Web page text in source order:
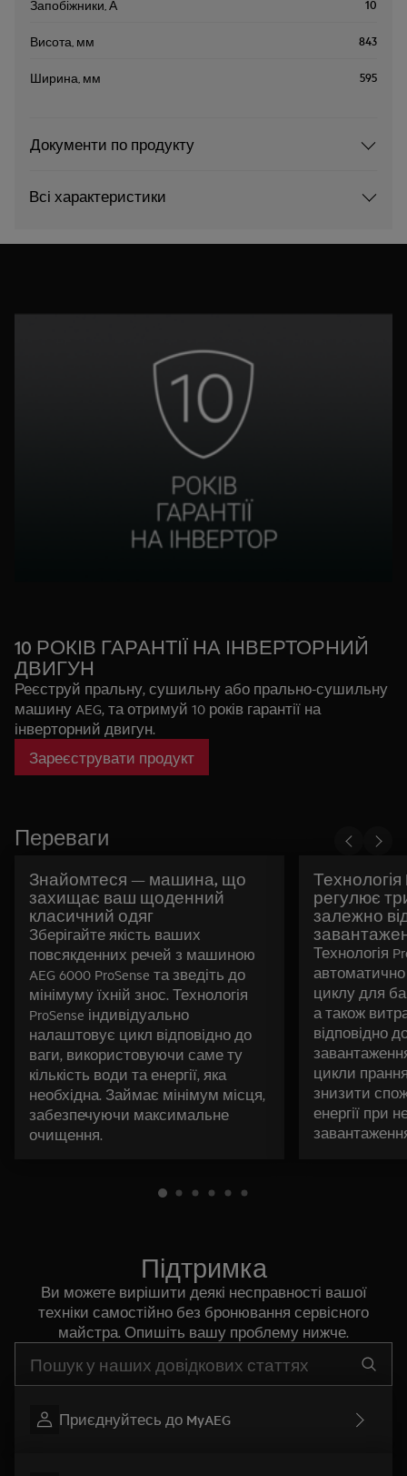
Запобіжники, А 10
Висота, мм 843
Ширина, мм 595
Документи по продукту
Всі характеристики
10 РОКІВ ГАРАНТІЇ НА ІНВЕРТОРНИЙ
ДВИГУН
Реєструй пральну, сушильну або прально-сушильну
машину AEG, та отримуй 10 років гарантії на
інверторний двигун.
Офіційні правила
Зареєструвати продукт
Переваги
Знайомтеся — машина, що
захищає ваш щоденний
класичний одяг
Зберігайте якість ваших
повсякденних речей з машиною
AEG 6000 ProSense та зведіть до
мінімуму їхній знос. Технологія
ProSense індивідуально
налаштовує цикл відповідно до
ваги, використовуючи саме ту
кількість води та енергії, яка
необхідна. Займає мінімум місця,
забезпечуючи максимальне
очищення.
Технологія
регулює
залежно
Технологія
циклу для
а також
відповідно
цикли
знизити
енергії при
Підтримка
Ви можете вирішити деякі несправності вашої
техніки самостійно без бронювання сервісного
майстра. Опишіть вашу проблему нижче.
Приєднуйтесь до MyAEG